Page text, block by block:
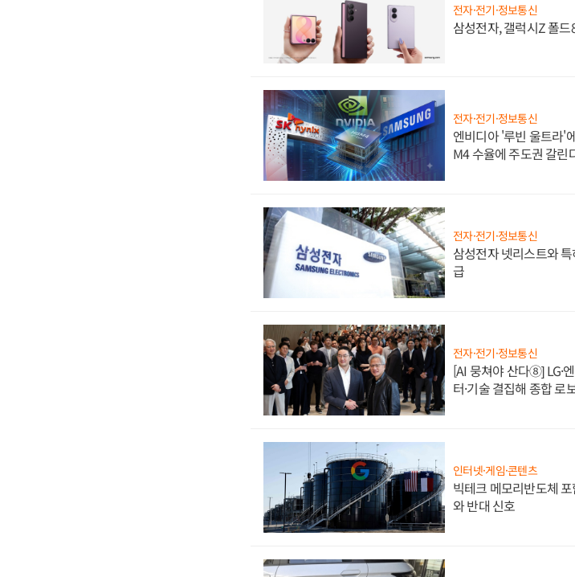
전자·전기·정보통신
삼성전자, 갤럭시Z 폴
전자·전기·정보통신
엔비디아 '루빈 울트라'
M4 수율에 주도권 갈린
전자·전기·정보통신
삼성전자 넷리스트와
급
전자·전기·정보통신
[AI 뭉쳐야 산다⑧] LG·
터·기술 결집해 종합 로
인터넷·게임·콘텐츠
빅테크 메모리반도체
와 반대 신호